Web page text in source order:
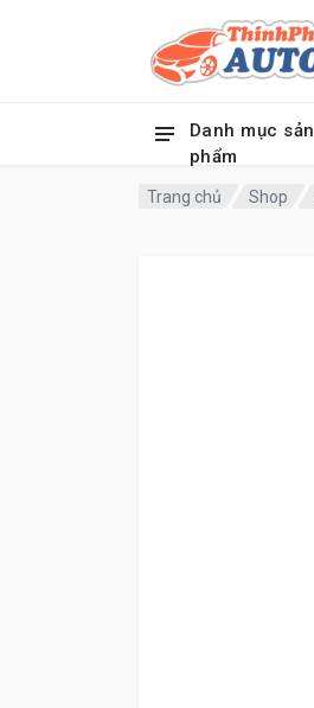
Danh mục sản
phẩm
Trang chủ Shop